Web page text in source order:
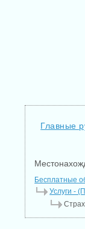
Главные
Бесплатные
Услуги -